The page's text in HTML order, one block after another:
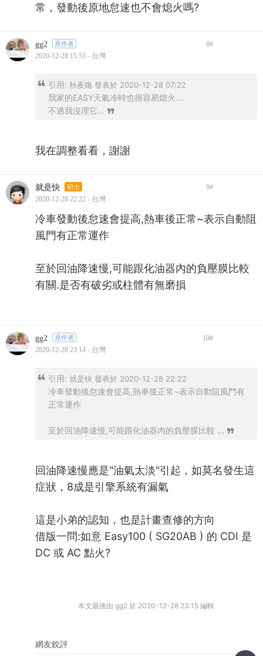
常，發動後原地怠速也不會熄火嗎?
gg2 原作者 8#
2020-12-28 15:53 - 台灣
引用: 秋夜殤 發表於 2020-12-28 07:22
我家的EASY天氣冷時也很容易熄火....
不過我沒理它...
我在調整看看，謝謝
就是快 碩士 9#
2020-12-28 22:22 - 台灣
冷車發動後怠速會提高,熱車後正常~表示自動阻
風門有正常運作
至於回油降速慢,可能跟化油器內的負壓膜比較
有關.是否有破劣或柱體有無磨損
gg2 原作者 10#
2020-12-28 23:14 - 台灣
引用: 就是快 發表於 2020-12-28 22:22
冷車發動後怠速會提高,熱車後正常~表示自動阻風門有
正常運作
至於回油降速慢,可能跟化油器內的負壓膜比較 ...
回油降速慢應是"油氣太淡"引起，如莫名發生這
症狀，8成是引擎系統有漏氣
這是小弟的認知，也是計畫查修的方向
借版一問:如意 Easy100 ( SG20AB ) 的 CDI 是
DC 或 AC 點火?
本文最後由 gg2 於 2020-12-28 23:15 編輯
網友銳評